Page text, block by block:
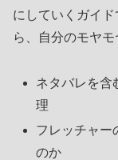
にしていくガイ
ら、自分のモヤモ
ネタバレを含
理
フレッチャー
のか